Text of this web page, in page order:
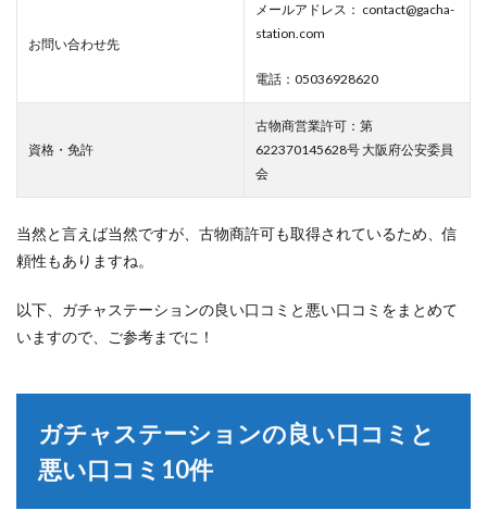
お問い合わせ先
メールアドレス： contact@gacha-
station.com
電話：05036928620
資格・免許
古物商営業許可：第
622370145628号 大阪府公安委員
会
当然と言えば当然ですが、古物商許可も取得されているため、信
頼性もありますね。
以下、ガチャステーションの良い口コミと悪い口コミをまとめて
いますので、ご参考までに！
ガチャステーションの良い口コミと
悪い口コミ10件